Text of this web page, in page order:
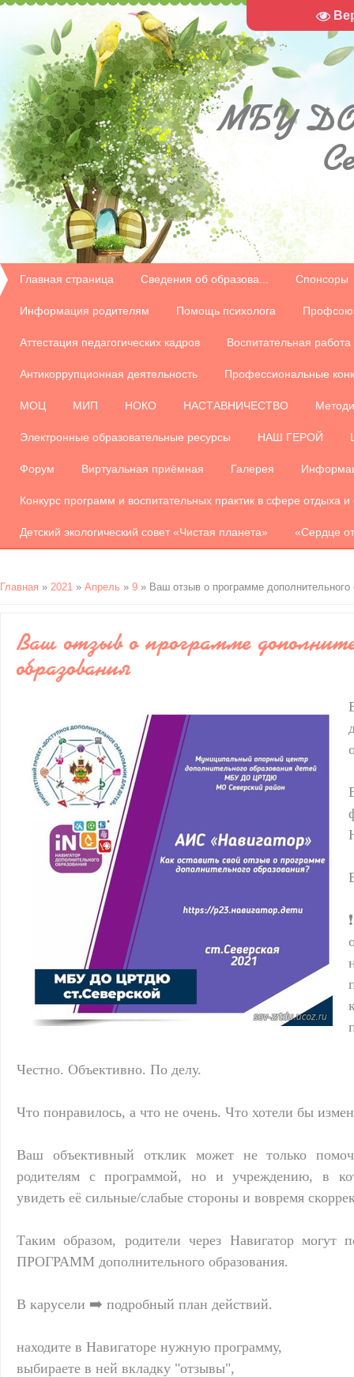
МБУ
Главная страница Сведения об образова... Спонсоры
Информация родителям Помощь психолога
Аттестация педагогических кадров Воспитательная работа
Антикоррупционная деятельность Профессиональные
МОЦ МИП НОКО НАСТАВНИЧЕСТВО
Электронные образовательные ресурсы НАШ ГЕРОЙ
Форум Виртуальная приёмная Галерея
Конкурс программ и воспитательных практик в сфере отдыха
Детский экологический совет «Чистая планета» «Сердце
Главная » 2021 » Апрель » 9 » Ваш отзыв о программе дополнительного
Ваш отзыв о программе
образования
Честно. Объективно. По делу.
Что понравилось, а что не очень. Что хотели бы
Ваш объективный отклик может не только
родителям с программой, но и учреждению, в
увидеть её сильные/слабые стороны и вовремя
Таким образом, родители через Навигатор
ПРОГРАММ дополнительного образования.
В карусели ➡️ подробный план действий.
находите в Навигаторе нужную программу,
выбираете в ней вкладку "отзывы",